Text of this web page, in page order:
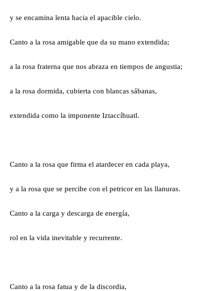
y se encamina lenta hacia el apacible cielo.
Canto a la rosa amigable que da su mano extendida;
a la rosa fraterna que nos abraza en tiempos de angustia;
a la rosa dormida, cubierta con blancas sábanas,
extendida como la imponente Iztaccíhuatl.
Canto a la rosa que firma el atardecer en cada playa,
y a la rosa que se percibe con el petricor en las llanuras.
Canto a la carga y descarga de energía,
rol en la vida inevitable y recurrente.
Canto a la rosa fatua y de la discordia,